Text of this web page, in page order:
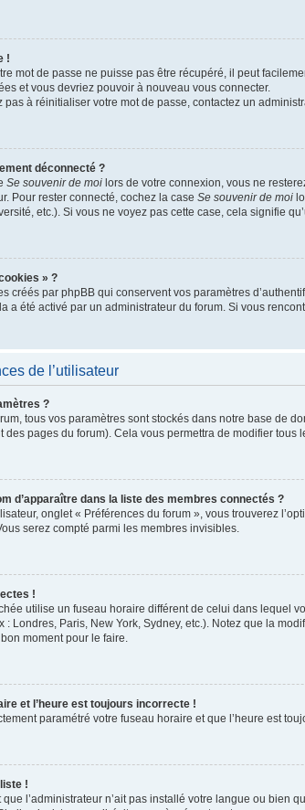
!
mot de passe ne puisse pas être récupéré, il peut
et vous devriez pouvoir à nouveau vous connecter.
à réinitialiser votre mot de passe, contactez un
déconnecté ?
Se souvenir de moi lors de votre connexion, vous ne
Pour rester connecté, cochez la case Se souvenir de moi
etc.). Si vous ne voyez pas cette case, cela signifie
» ?
créés par phpBB qui conservent vos paramètres
a été activé par un administrateur du forum. Si vous
de l’utilisateur
?
tous vos paramètres sont stockés dans notre base de
des pages du forum). Cela vous permettra de modifier tous
d’apparaître dans la liste des membres connectés ?
onglet « Préférences du forum », vous trouverez
serez compté parmi les membres invisibles.
!
utilise un fuseau horaire différent de celui dans lequel
: Londres, Paris, New York, Sydney, etc.). Notez que la
moment pour le faire.
et l’heure est toujours incorrecte !
paramétré votre fuseau horaire et que l’heure est
!
l’administrateur n’ait pas installé votre langue ou bien